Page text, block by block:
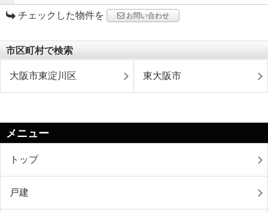
チェックした物件を お問い合わせ
市区町村で検索
大阪市東淀川区 東大阪市
メニュー
トップ
戸建